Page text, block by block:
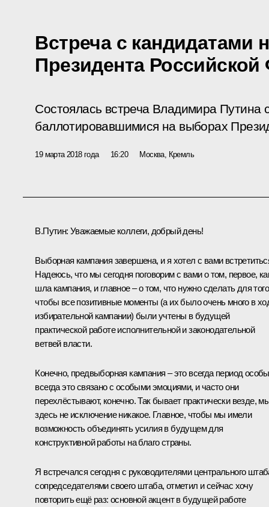
Встреча с кандидатами
Президента
Состоялась встреча Владимира Путина
баллотировавшимися на выборах
19 марта 2018 года 16:20 Москва, Кремль
В.Путин: Уважаемые коллеги, добрый день!
Выборная кампания завершена, и я хотел с вами
Надеюсь, что мы сегодня поговорим с вами о том, первое,
шла кампания, и главное – о том, что нужно сделать для
чтобы все позитивные моменты (а их было очень много в
избирательной кампании) были учтены в будущей
практической работе исполнительной и законодательной
ветвей власти.
Конечно, предвыборная кампания – это всегда период
всегда это связано с особыми эмоциями, и часто они
перехлёстывают, конечно. Так бывает практически везде,
здесь не исключение никакое. Главное, чтобы мы имели
возможность объединять усилия в будущем для
конструктивной работы на благо страны.
Я встречался сегодня с руководителями центрального
сопредседателями своего штаба, отметил и сейчас хочу
повторить ещё раз: основной акцент в будущей работе